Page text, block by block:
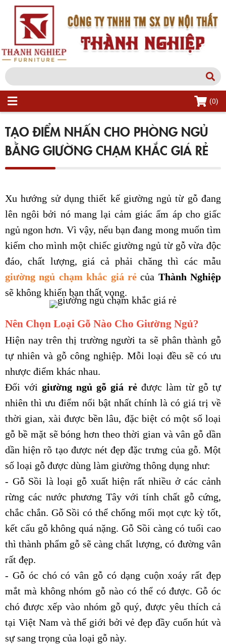
(0)
TẠO ĐIỂM NHẤN CHO PHÒNG NGỦ
BẰNG GIƯỜNG CHẠM KHẮC GIÁ RẺ
Xu hướng sử dụng thiết kế giường ngủ từ gỗ đang
lên ngôi bởi nó mang lại cảm giác ấm áp cho giấc
ngủ ngon hơn. Vì vậy, nếu bạn đang mong muốn tìm
kiếm cho mình một chiếc giường ngủ từ gỗ vừa độc
đáo, chất lượng, giá cả phải chăng thì các mẫu
giường ngủ chạm khắc giá rẻ của Thành Nghiệp
sẽ không khiến bạn thất vọng.
Nên Chọn Loại Gỗ Nào Cho Giường Ngủ?
Hiện nay trên thị trường người ta sẽ phân thành gỗ
tự nhiên và gỗ công nghiệp. Mỗi loại đều sẽ có ưu
nhược điểm khác nhau.
Đối vớigiường ngủ gỗ giá rẻ được làm từ gỗ tự
nhiên thì ưu điểm nổi bật nhất chính là có giá trị về
thời gian, xài được bền lâu, đặc biệt có một số loại
gỗ bề mặt sẽ bóng hơn theo thời gian và vân gỗ dần
dần hiện rõ tạo được nét đẹp đặc trưng của gỗ. Một
số loại gỗ được dùng làm giường thông dụng như:
- Gỗ Sồi là loại gỗ xuất hiện rất nhiều ở các cảnh
rừng các nước phương Tây với tính chất gỗ cứng,
chắc chắn. Gỗ Sồi có thể chống mối mọt cực kỳ tốt,
kết cấu gỗ không quá nặng. Gỗ Sồi càng có tuổi cao
thì thành phẩm gỗ sẽ càng chất lượng, có đường vân
rất đẹp.
- Gỗ óc chó có vân gỗ có dạng cuộn xoáy rất đẹp
mắt mà không nhóm gỗ nào có thể có được. Gỗ óc
chó được xếp vào nhóm gỗ quý, được yêu thích cả
tại Việt Nam và thế giới bởi vẻ đẹp đầy cuốn hút và
sự sang trọng của loại gỗ này.